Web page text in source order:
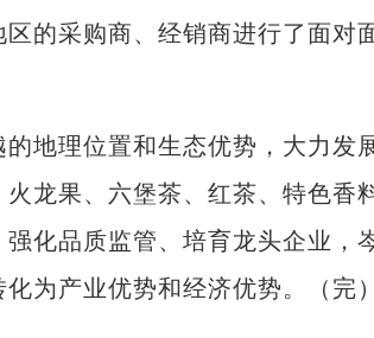
的采购商、经销商进行了面对
理位置和生态优势，大力发
龙果、六堡茶、红茶、特色香
化品质监管、培育龙头企业，
为产业优势和经济优势。（完）